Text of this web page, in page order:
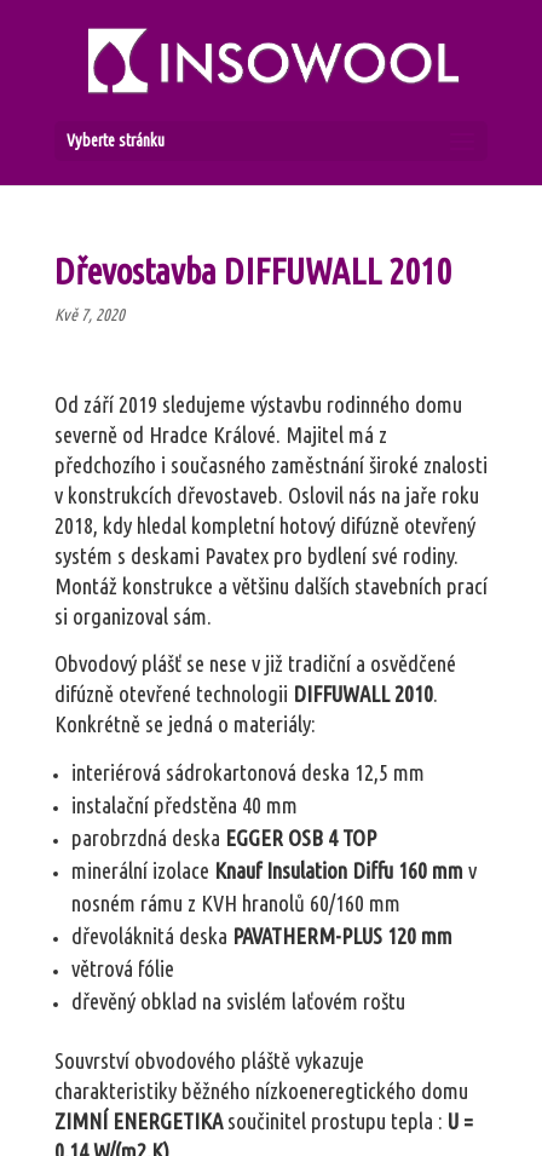
Vyberte stránku
Dřevostavba DIFFUWALL 2010
Kvě 7, 2020
Od září 2019 sledujeme výstavbu rodinného domu
severně od Hradce Králové. Majitel má z
předchozího i současného zaměstnání široké znalosti
v konstrukcích dřevostaveb. Oslovil nás na jaře roku
2018, kdy hledal kompletní hotový difúzně otevřený
systém s deskami Pavatex pro bydlení své rodiny.
Montáž konstrukce a většinu dalších stavebních prací
si organizoval sám.
Obvodový plášť se nese v již tradiční a osvědčené
difúzně otevřené technologii DIFFUWALL 2010.
Konkrétně se jedná o materiály:
interiérová sádrokartonová deska 12,5 mm
instalační předstěna 40 mm
parobrzdná deska EGGER OSB 4 TOP
minerální izolace Knauf Insulation Diffu 160 mm v
nosném rámu z KVH hranolů 60/160 mm
dřevoláknitá deska PAVATHERM-PLUS 120 mm
větrová fólie
dřevěný obklad na svislém laťovém roštu
Souvrství obvodového pláště vykazuje
charakteristiky běžného nízkoeneregtického domu
ZIMNÍ ENERGETIKAsoučinitel prostupu tepla : U =